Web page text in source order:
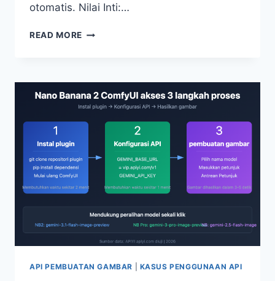
otomatis. Nilai Inti:…
READ MORE TUTORIAL
MENGAKSES
API
GAMBAR
NANO
MENGGUNAKAN
OPENCLAW
API PEMBUATAN GAMBAR KASUS PENGGUNAAN API